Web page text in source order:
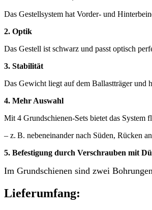
Das Gestellsystem hat Vorder- und
2. Optik
Das Gestell ist schwarz und passt optisch
3. Stabilität
Das Gewicht liegt auf dem Ballastträger und
4. Mehr Auswahl
Mit 4 Grundschienen-Sets bietet das System
– z. B. nebeneinander nach Süden, Rücken
5. Befestigung durch Verschrauben mit
Im Grundschienen sind zwei
Lieferumfang: